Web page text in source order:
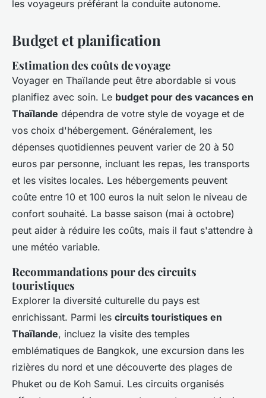
les voyageurs préférant la conduite autonome.
Budget et planification
Estimation des coûts de voyage
Voyager en Thaïlande peut être abordable si vous
planifiez avec soin. Le budget pour des vacances en
Thaïlande dépendra de votre style de voyage et de
vos choix d'hébergement. Généralement, les
dépenses quotidiennes peuvent varier de 20 à 50
euros par personne, incluant les repas, les transports
et les visites locales. Les hébergements peuvent
coûte entre 10 et 100 euros la nuit selon le niveau de
confort souhaité. La basse saison (mai à octobre)
peut aider à réduire les coûts, mais il faut s'attendre à
une météo variable.
Recommandations pour des circuits
touristiques
Explorer la diversité culturelle du pays est
enrichissant. Parmi les circuits touristiques en
Thaïlande, incluez la visite des temples
emblématiques de Bangkok, une excursion dans les
rizières du nord et une découverte des plages de
Phuket ou de Koh Samui. Les circuits organisés